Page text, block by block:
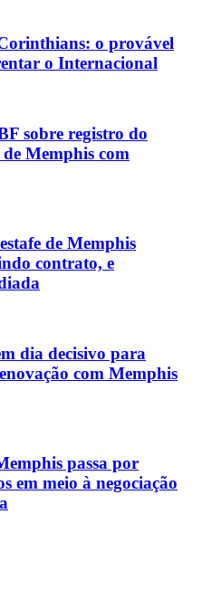
o provável
o Internacional
sobre registro do
Memphis com
de Memphis
contrato, e
dia decisivo para
com Memphis
passa por
em meio à negociação